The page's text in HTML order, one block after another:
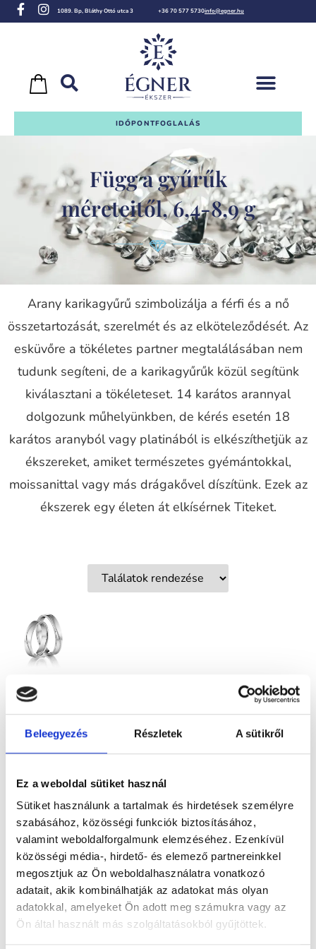
Beleegyezés Részletek A sütikről
Ez a weboldal sütiket használ
Sütiket használunk a tartalmak és hirdetések személyre
szabásához, közösségi funkciók biztosításához,
valamint weboldalforgalmunk elemzéséhez. Ezenkívül
közösségi média-, hirdető- és elemező partnereinkkel
megosztjuk az Ön weboldalhasználatra vonatkozó
adatait, akik kombinálhatják az adatokat más olyan
adatokkal, amelyeket Ön adott meg számukra vagy az
Ön által használt más szolgáltatásokból gyűjtöttek.
1089. Bp, Bláthy Ottó utca 3 +36 70 577 5730info@egner.hu
IDŐPONTFOGLALÁS
Függ a gyűrűk
méreteitől, 6,4-8,9 g
Arany karikagyűrű szimbolizálja a férfi és a nő
összetartozását, szerelmét és az elköteleződését. Az
esküvőre a tökéletes partner megtalálásában nem
tudunk segíteni, de a karikagyűrűk közül segítünk
kiválasztani a tökéleteset. 14 karátos arannyal
dolgozunk műhelyünkben, de kérés esetén 18
karátos aranyból vagy platinából is elkészíthetjük az
ékszereket, amiket természetes gyémántokkal,
moissanittal vagy más drágakővel díszítünk. Ezek az
ékszerek egy életen át elkísérnek Titeket.
TOKYO
492.900Ft-
tól
fehérarany
karikagyűrű
pár